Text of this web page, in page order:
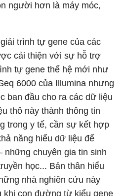
người hơn là máy móc,
trình tự gene của các
cải thiện với sự hỗ trợ
tự gene thế hệ mới như
6000 của Illumina nhưng
ban đầu cho ra các dữ liệu
thô này thành thông tin
trong y tế, cần sự kết hợp
năng hiểu dữ liệu để
những chuyên gia tin sinh
học... Bản thân hiểu
nhà nghiên cứu này
khi con đường từ kiểu gene